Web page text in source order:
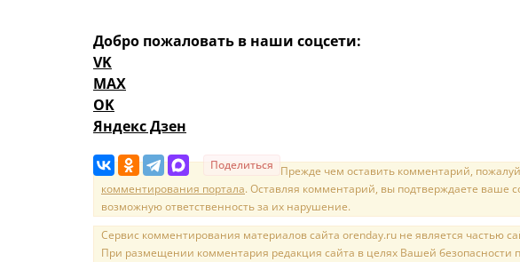
Добро пожаловать в наши соцсети:
VK
MAX
OK
Яндекс Дзен
Поделиться Прежде чем оставить комментарий,
комментирования портала. Оставляя комментарий, вы подтверждаете ваше
возможную ответственность за их нарушение.
Сервис комментирования материалов сайта orenday.ru не является частью
При размещении комментария редакция сайта в целях Вашей безопасности